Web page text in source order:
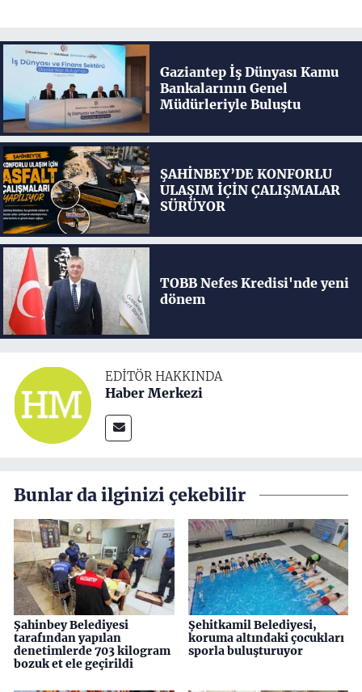
Gaziantep İş Dünyası Kamu
Bankalarının Genel
Müdürleriyle Buluştu
ŞAHİNBEY’DE KONFORLU
ULAŞIM İÇİN ÇALIŞMALAR
SÜRÜYOR
TOBB Nefes Kredisi'nde yeni
dönem
EDITÖR HAKKINDA
Haber Merkezi
Bunlar da ilginizi çekebilir
Şahinbey Belediyesi
tarafından yapılan
denetimlerde 703 kilogram
bozuk et ele geçirildi
Şehitkamil Belediyesi,
koruma altındaki çocukları
sporla buluşturuyor